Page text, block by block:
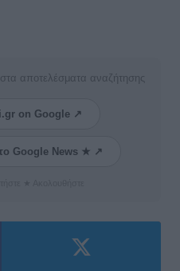
αποτελέσματα αναζήτησης
on Google ↗
Google News ★ ↗